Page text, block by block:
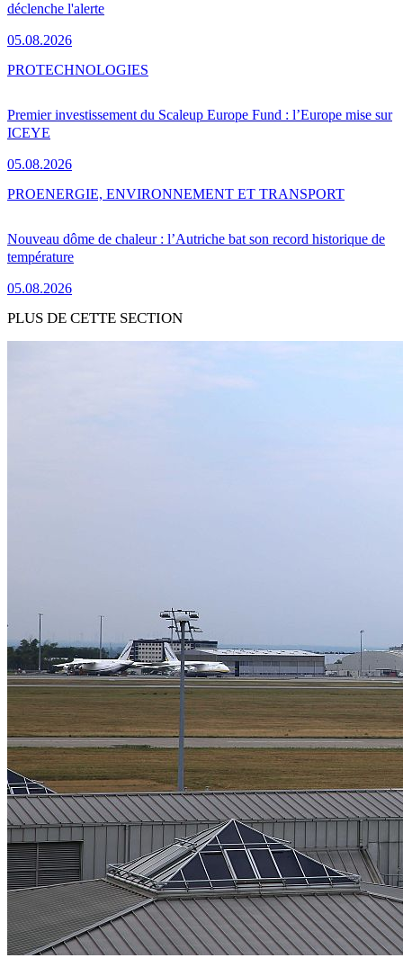
déclenche l'alerte
05.08.2026
Premier investissement du Scaleup Europe Fund : l’Europe mise sur
ICEYE
05.08.2026
PROTECHNOLOGIES
Nouveau dôme de chaleur : l’Autriche bat son record historique de
température
05.08.2026
PROENERGIE, ENVIRONNEMENT ET TRANSPORT
PLUS DE CETTE SECTION